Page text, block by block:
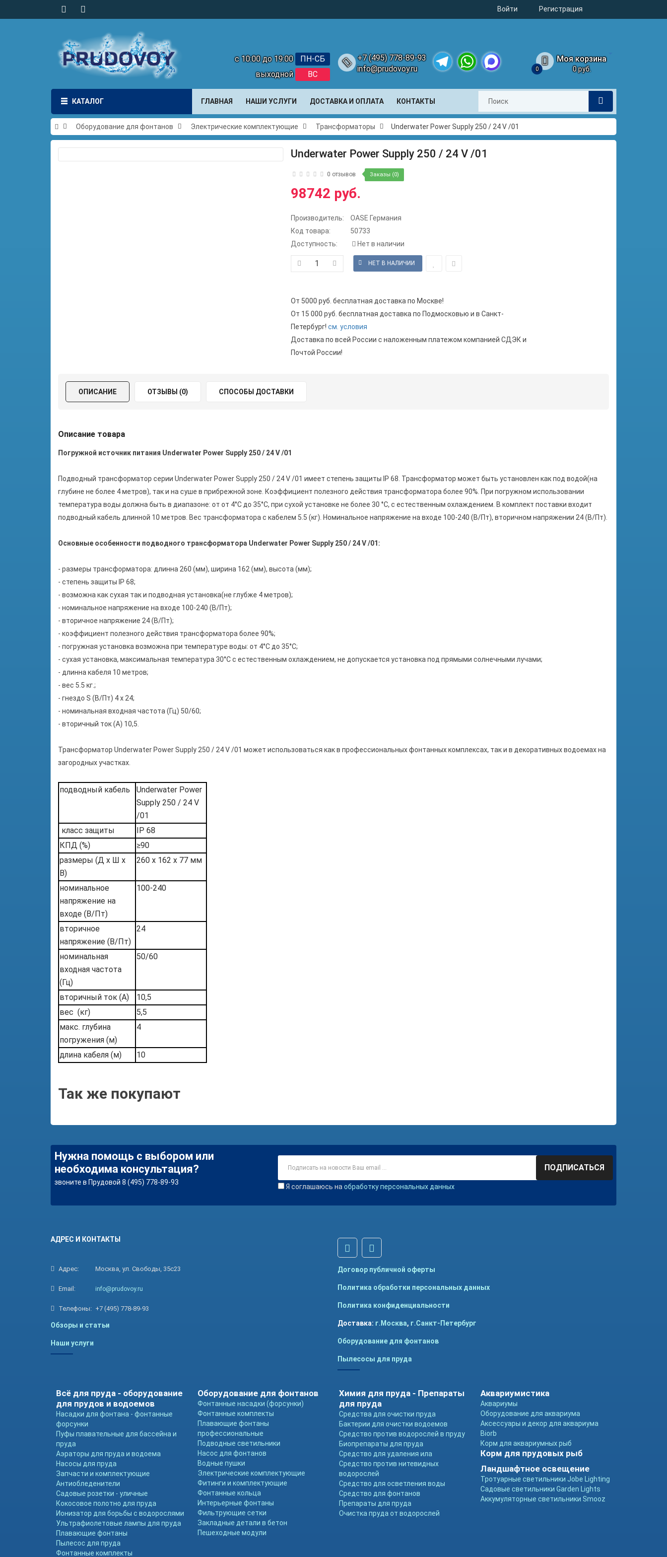
Войти Регистрация
с 10:00 до 19:00
ПН-СБ
выходной
ВС
+7 (495) 778-89-93
info@prudovoy.ru
Моя корзина
0 0 руб.
КАТАЛОГ ГЛАВНАЯ НАШИ УСЛУГИ ДОСТАВКА И ОПЛАТА КОНТАКТЫ
Оборудование для фонтанов Электрические комплектующие Трансформаторы Underwater Power Supply 250 / 24 V /01
Underwater Power Supply 250 / 24 V /01
0 отзывов Заказы (0)
98742 руб.
Производитель:
OASE Германия
Код товара:
50733
Доступность:
Нет в наличии
От 5000 руб. бесплатная доставка по Москве!
От 15 000 руб. бесплатная доставка по Подмосковью и в Санкт-
Петербург! см. условия
Доставка по всей России с наложенным платежом компанией СДЭК и
Почтой России!
ОПИСАНИЕ ОТЗЫВЫ (0) СПОСОБЫ ДОСТАВКИ
Описание товара
Погружной источник питания Underwater Power Supply 250 / 24 V /01
Подводный трансформатор серии Underwater Power Supply 250 / 24 V /01 имеет степень защиты IP 68. Трансформатор может быть установлен как под водой(на
глубине не более 4 метров), так и на суше в прибрежной зоне. Коэффициент полезного действия трансформатора более 90%. При погружном использовании
температура воды должна быть в диапазоне: от от 4°С до 35°С, при сухой установке не более 30 °С, с естественным охлаждением. В комплект поставки входит
подводный кабель длинной 10 метров. Вес трансформатора с кабелем 5.5 (кг). Номинальное напряжение на входе 100-240 (В/Пт), вторичном напряжении 24 (В/Пт).
Основные особенности подводного трансформатора Underwater Power Supply 250 / 24 V /01:
- размеры трансформатора: длинна 260 (мм), ширина 162 (мм), высота (мм);
- степень защиты IP 68;
- возможна как сухая так и подводная установка(не глубже 4 метров);
- номинальное напряжение на входе 100-240 (В/Пт);
- вторичное напряжение 24 (В/Пт);
- коэффициент полезного действия трансформатора более 90%;
- погружная установка возможна при температуре воды: от 4°С до 35°С;
- сухая установка, максимальная температура 30°С с естественным охлаждением, не допускается установка под прямыми солнечными лучами;
- длинна кабеля 10 метров;
- вес 5.5 кг.;
- гнездо S (В/Пт) 4 х 24;
- номинальная входная частота (Гц) 50/60;
- вторичный ток (А) 10,5.
Трансформатор Underwater Power Supply 250 / 24 V /01 может использоваться как в профессиональных фонтанных комплексах, так и в декоративных водоемах на
загородных участках.
подводный кабель
Underwater Power
Supply 250 / 24 V
/01
класс защиты
IP 68
КПД (%)
≥90
размеры (Д x Ш x
В)
260 x 162 x 77 мм
номинальное
напряжение на
входе (В/Пт)
100-240
вторичное
напряжение (В/Пт)
24
номинальная
входная частота
(Гц)
50/60
вторичный ток (А)
10,5
вес (кг)
5,5
макс. глубина
погружения (м)
4
длина кабеля (м) 10
Так же покупают
Нужна помощь с выбором или
необходима консультация?
звоните в Прудовой 8 (495) 778-89-93
ПОДПИСАТЬСЯ
Я соглашаюсь на обработку персональных данных
АДРЕС И КОНТАКТЫ
Адрес: Москва, ул. Свободы, 35с23
Email: info@prudovoy.ru
Телефоны: +7 (495) 778-89-93
Обзоры и статьи
Наши услуги
Договор публичной оферты
Политика обработки персональных данных
Политика конфиденциальности
Доставка: г.Москва, г.Санкт-Петербург
Оборудование для фонтанов
Пылесосы для пруда
Всё для пруда - оборудование
для прудов и водоемов
Насадки для фонтана - фонтанные
форсунки
Пуфы плавательные для бассейна и
пруда
Аэраторы для пруда и водоема
Насосы для пруда
Запчасти и комплектующие
Антиобледенители
Садовые розетки - уличные
Кокосовое полотно для пруда
Ионизатор для борьбы с водорослями
Ультрафиолетовые лампы для пруда
Плавающие фонтаны
Пылесос для пруда
Фонтанные комплекты
Оборудование для фонтанов
Фонтанные насадки (форсунки)
Фонтанные комплекты
Плавающие фонтаны
профессиональные
Подводные светильники
Насос для фонтанов
Водные пушки
Электрические комплектующие
Фитинги и комплектующие
Фонтанные кольца
Интерьерные фонтаны
Фильтрующие сетки
Закладные детали в бетон
Пешеходные модули
Химия для пруда - Препараты
для пруда
Средства для очистки пруда
Бактерии для очистки водоемов
Средство против водорослей в пруду
Биопрепараты для пруда
Средство для удаления ила
Средство против нитевидных
водорослей
Средство для осветления воды
Средство для фонтанов
Препараты для пруда
Очистка пруда от водорослей
Аквариумистика
Аквариумы
Оборудование для аквариума
Аксессуары и декор для аквариума
Biorb
Корм для аквариумных рыб
Корм для прудовых рыб
Ландшафтное освещение
Тротуарные светильники Jobe Lighting
Садовые светильники Garden Lights
Аккумуляторные светильники Smooz